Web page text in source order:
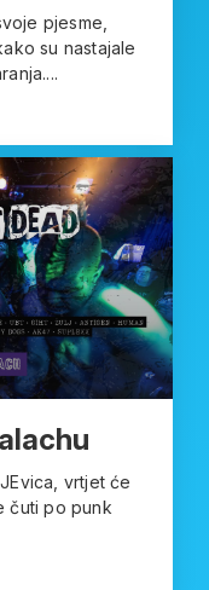
pjesme,
su nastajale
vrtjet će
čuti po punk